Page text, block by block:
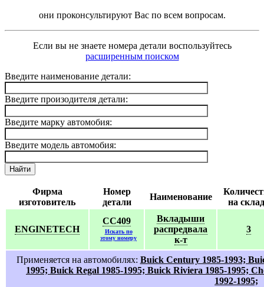
они проконсультируют Вас по всем вопросам.
Если вы не знаете номера детали воспользуйтесь
расширенным поиском
Введите наименование детали:
Введите произодителя детали:
Введите марку автомобия:
Введите модель автомобия:
Найти
Фирма
изготовитель
Номер
детали
Наименование
на
ENGINETECH
CC409
Искать по
этому номеру
Вкладыши
распредвала
к-т
3
Применяется на автомобилях: Buick Century 1985-1993;
1995; Buick Regal 1985-1995; Buick Riviera 1985-1995;
1992-1995;